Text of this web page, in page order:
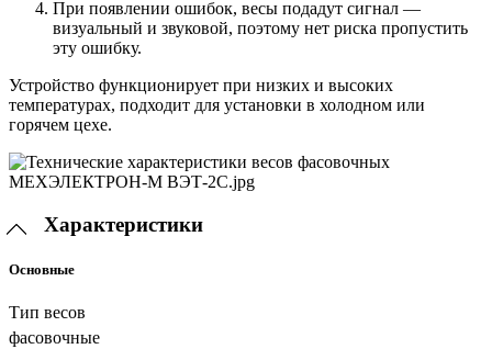
При появлении ошибок, весы подадут сигнал —
визуальный и звуковой, поэтому нет риска пропустить
эту ошибку.
Устройство функционирует при низких и высоких
температурах, подходит для установки в холодном или
горячем цехе.
Характеристики
Основные
Тип весов
фасовочные